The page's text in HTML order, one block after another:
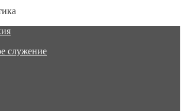
служение